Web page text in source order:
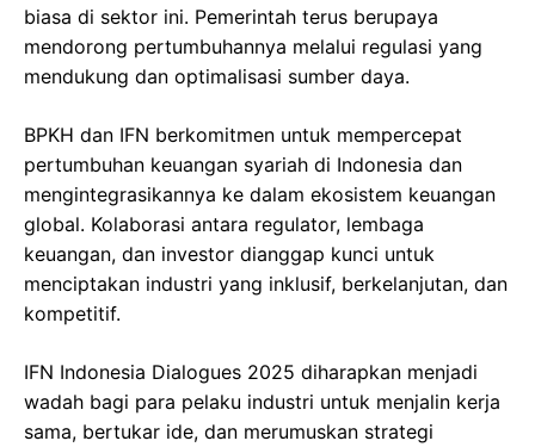
biasa di sektor ini. Pemerintah terus berupaya
mendorong pertumbuhannya melalui regulasi yang
mendukung dan optimalisasi sumber daya.
BPKH dan IFN berkomitmen untuk mempercepat
pertumbuhan keuangan syariah di Indonesia dan
mengintegrasikannya ke dalam ekosistem keuangan
global. Kolaborasi antara regulator, lembaga
keuangan, dan investor dianggap kunci untuk
menciptakan industri yang inklusif, berkelanjutan, dan
kompetitif.
IFN Indonesia Dialogues 2025 diharapkan menjadi
wadah bagi para pelaku industri untuk menjalin kerja
sama, bertukar ide, dan merumuskan strategi